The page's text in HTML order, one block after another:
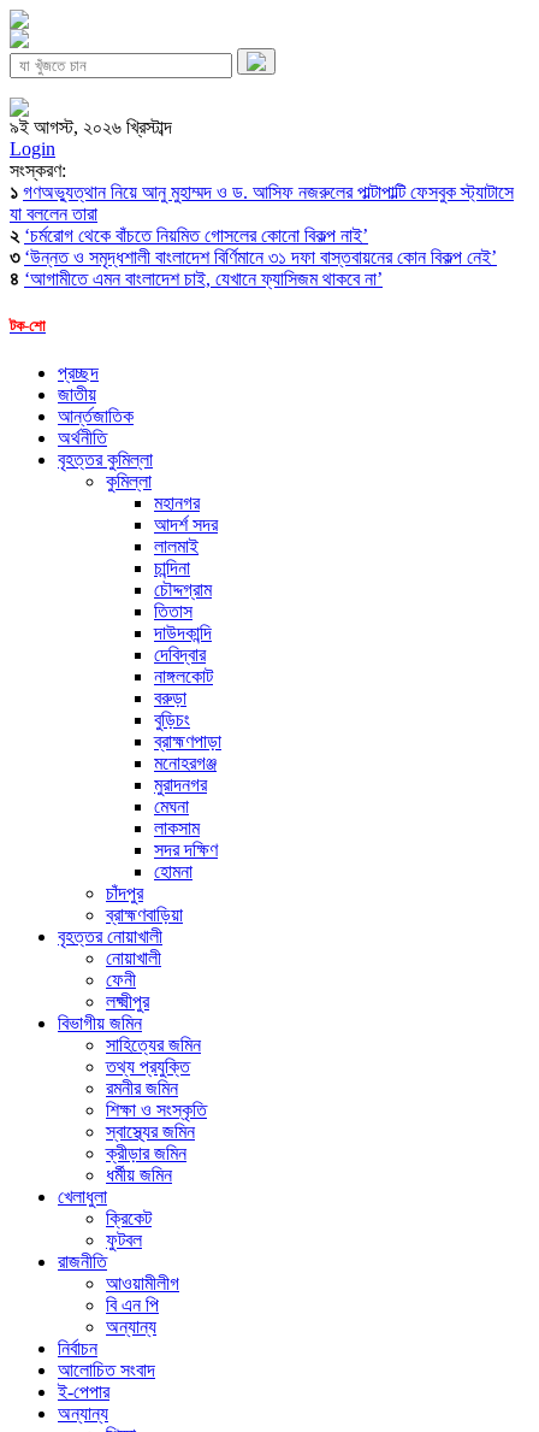
৯ই আগস্ট, ২০২৬ খ্রিস্টাব্দ
Login
সংস্করণ:
১ গণঅভ্যুত্থান নিয়ে আনু মুহাম্মদ ও ড. আসিফ নজরুলের পাল্টাপাল্টি ফেসবুক স্ট্যাটাসে
যা বললেন তারা
২ ‘চর্মরোগ থেকে বাঁচতে নিয়মিত গোসলের কোনো বিকল্প নাই’
৩ ‘উন্নত ও সমৃদ্ধশালী বাংলাদেশ বির্ণিমানে ৩১ দফা বাস্তবায়নের কোন বিকল্প নেই’
৪ ‘আগামীতে এমন বাংলাদেশ চাই, যেখানে ফ্যাসিজম থাকবে না’
টক-শো
প্রচ্ছদ
জাতীয়
আর্ন্তজাতিক
অর্থনীতি
বৃহত্তর কুমিল্লা
কুমিল্লা
মহানগর
আদর্শ সদর
লালমাই
চান্দিনা
চৌদ্দগ্রাম
তিতাস
দাউদকান্দি
দেবিদ্বার
নাঙ্গলকোট
বরুড়া
বুড়িচং
ব্রাহ্মণপাড়া
মনোহরগঞ্জ
মুরাদনগর
মেঘনা
লাকসাম
সদর দক্ষিণ
হোমনা
চাঁদপুর
ব্রাহ্মণবাড়িয়া
বৃহত্তর নোয়াখালী
নোয়াখালী
ফেনী
লক্ষ্মীপুর
বিভাগীয় জমিন
সাহিত্যের জমিন
তথ্য প্রযুক্তি
রমনীর জমিন
শিক্ষা ও সংস্কৃতি
স্বাস্থ্যের জমিন
ক্রীড়ার জমিন
ধর্মীয় জমিন
খেলাধুলা
ক্রিকেট
ফুটবল
রাজনীতি
আওয়ামীলীগ
বি এন পি
অন্যান্য
নির্বাচন
আলোচিত সংবাদ
ই-পেপার
অন্যান্য